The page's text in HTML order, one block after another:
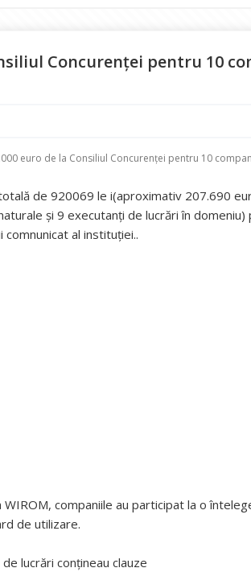
Concurenței pentru 10
euro de la Consiliul Concurenței pentru 10
de 920069 le i(aproximativ 207.690
şi 9 executanţi de lucrări în domeniu)
al instituției..
companiile au participat la o
de utilizare.
lucrări conţineau clauze